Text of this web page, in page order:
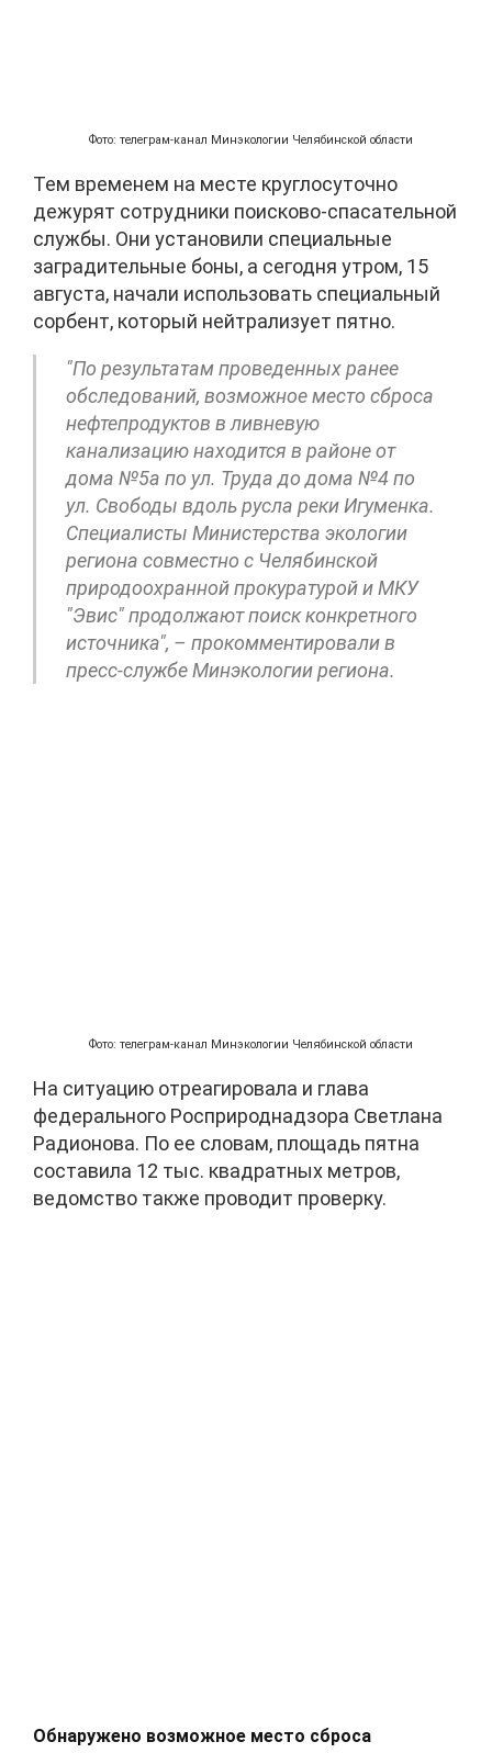
Фото: телеграм-канал Минэкологии Челябинской области
Тем временем на месте круглосуточно
дежурят сотрудники поисково-спасательной
службы. Они установили специальные
заградительные боны, а сегодня утром, 15
августа, начали использовать специальный
сорбент, который нейтрализует пятно.
"По результатам проведенных ранее
обследований, возможное место сброса
нефтепродуктов в ливневую
канализацию находится в районе от
дома №5а по ул. Труда до дома №4 по
ул. Свободы вдоль русла реки Игуменка.
Специалисты Министерства экологии
региона совместно с Челябинской
природоохранной прокуратурой и МКУ
"Эвис" продолжают поиск конкретного
источника", – прокомментировали в
пресс-службе Минэкологии региона.
Фото: телеграм-канал Минэкологии Челябинской области
На ситуацию отреагировала и глава
федерального Росприроднадзора Светлана
Радионова. По ее словам, площадь пятна
составила 12 тыс. квадратных метров,
ведомство также проводит проверку.
Обнаружено возможное место сброса